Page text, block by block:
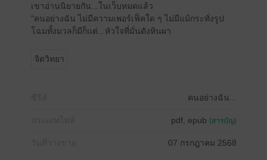
เขาอ่านนิยายกัน...ในเว็บหมดแล้ว
"คนอย่างฉัน ไม่มีความเพอร์เฟ็คใด ๆ ไม่มีแม้กระทั่งรูป
โฉมทั้งมวลก็มีก็แต่...หัวใจที่มั่นดังหินผา
จิตวิทยา
คนอย่างฉัน...
pdf, epub (สารบัญ)
07 กรกฎาคม 2568